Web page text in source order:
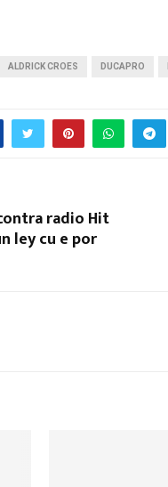
ALDRICK CROES DUCAPRO
radio Hit
ley cu e por